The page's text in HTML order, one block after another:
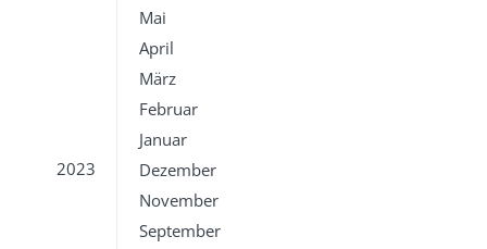
Mai
April
März
Februar
Januar
2023
Dezember
November
September